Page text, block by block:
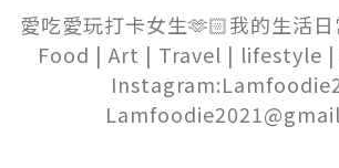
愛吃愛玩打卡女生🫶🏻我的生活
Food | Art | Travel | lifestyle